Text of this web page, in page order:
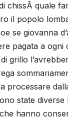
chissÃ quale
il popolo
se giovanna
pagata a ogni
grillo
processare
state diverse
hanno